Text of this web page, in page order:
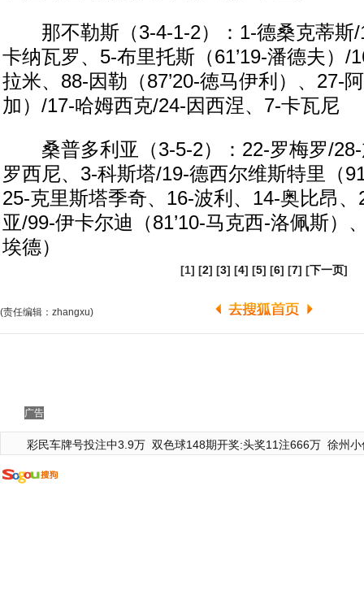
那不勒斯（3-4-1-2）：1-德桑克蒂斯/
卡纳瓦罗、5-布里托斯（61’19-潘德夫）/
拉米、88-因勒（87’20-徳马伊利）、27-
加）/17-哈姆西克/24-因西涅、7-卡瓦尼
桑普多利亚（3-5-2）：22-罗梅罗/28-
罗西尼、3-科斯塔/19-德西尔维斯特里（
25-克里斯塔季奇、16-波利、14-奥比昂
亚/99-伊卡尔迪（81’10-马克西-洛佩斯）
埃德）
[1] [2] [3] [4] [5] [6] [7] [下一页]
(责任编辑：zhangxu)
广告
彩民车牌号投注中3.9万 双色球148期开奖:头奖11注666万 徐州